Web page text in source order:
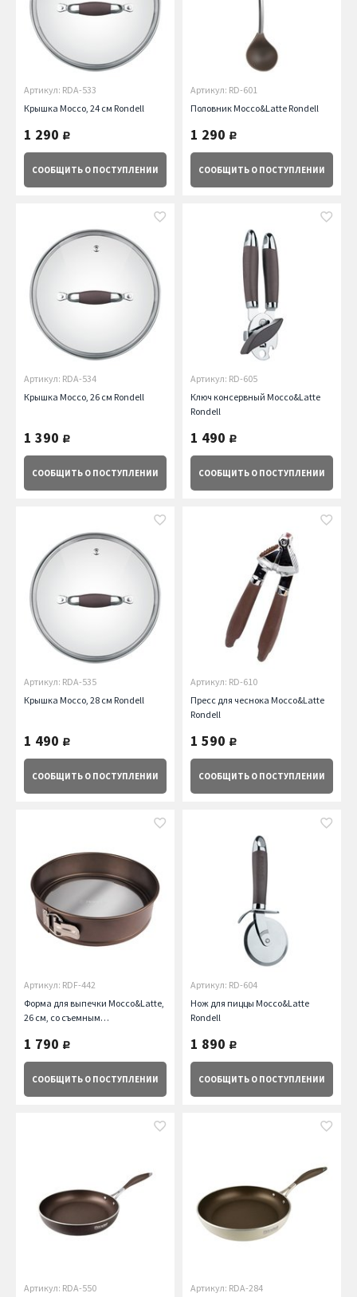
Артикул: RDA-533
Крышка Mocco, 24 см Rondell
1 290 руб.
СООБЩИТЬ О ПОСТУПЛЕНИИ
Артикул: RD-601
Половник Mocco&Latte Rondell
1 290 руб.
СООБЩИТЬ О ПОСТУПЛЕНИИ
Артикул: RDA-534
Крышка Mocco, 26 см Rondell
1 390 руб.
СООБЩИТЬ О ПОСТУПЛЕНИИ
Артикул: RD-605
Ключ консервный Mocco&Latte
Rondell
1 490 руб.
СООБЩИТЬ О ПОСТУПЛЕНИИ
Артикул: RDA-535
Крышка Mocco, 28 см Rondell
1 490 руб.
СООБЩИТЬ О ПОСТУПЛЕНИИ
Артикул: RD-610
Пресс для чеснока Mocco&Latte
Rondell
1 590 руб.
СООБЩИТЬ О ПОСТУПЛЕНИИ
Артикул: RDF-442
Форма для выпечки Mocco&Latte,
26 см, со съемным
1 790 руб.
СООБЩИТЬ О ПОСТУПЛЕНИИ
Артикул: RD-604
Нож для пиццы Mocco&Latte
Rondell
1 890 руб.
СООБЩИТЬ О ПОСТУПЛЕНИИ
Артикул: RDA-550 Артикул: RDA-284